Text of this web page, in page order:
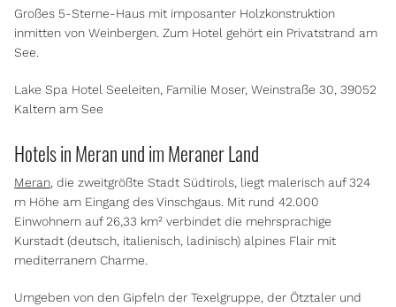
Großes 5-Sterne-Haus mit imposanter Holzkonstruktion
inmitten von Weinbergen. Zum Hotel gehört ein Privatstrand am
See.
Lake Spa Hotel Seeleiten, Familie Moser, Weinstraße 30, 39052
Kaltern am See
Hotels in Meran und im Meraner Land
Meran , die zweitgrößte Stadt Südtirols, liegt malerisch auf 324
m Höhe am Eingang des Vinschgaus. Mit rund 42.000
Einwohnern auf 26,33 km² verbindet die mehrsprachige
Kurstadt (deutsch, italienisch, ladinisch) alpines Flair mit
mediterranem Charme.
Umgeben von den Gipfeln der Texelgruppe, der Ötztaler und